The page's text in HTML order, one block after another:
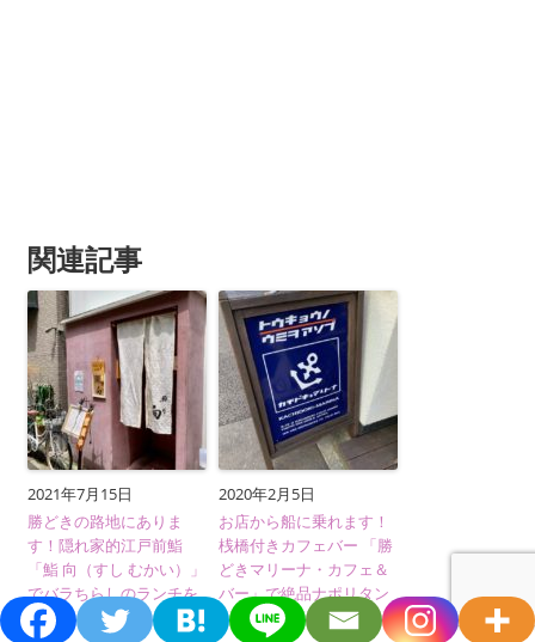
関連記事
2021年7月15日
勝どきの路地にありま
す！隠れ家的江戸前鮨
「鮨 向（すし むかい）」
でバラちらしのランチを
いただく
2020年2月5日
お店から船に乗れます！
桟橋付きカフェバー 「勝
どきマリーナ・カフェ＆
バー」で絶品ナポリタン